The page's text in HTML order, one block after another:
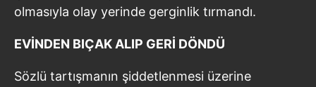
olmasıyla olay yerinde gerginlik tırmandı.
EVİNDEN BIÇAK ALIP GERİ DÖNDÜ
Sözlü tartışmanın şiddetlenmesi üzerine